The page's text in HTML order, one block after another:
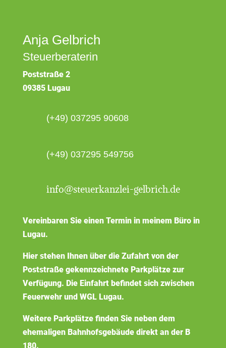
Anja Gelbrich
Steuerberaterin
Poststraße 2
09385 Lugau
(+49) 037295 90608
(+49) 037295 549756
info@steuerkanzlei-gelbrich.de
Vereinbaren Sie einen Termin in meinem Büro in
Lugau.
Hier stehen Ihnen über die Zufahrt von der
Poststraße gekennzeichnete Parkplätze zur
Verfügung. Die Einfahrt befindet sich zwischen
Feuerwehr und WGL Lugau.
Weitere Parkplätze finden Sie neben dem
ehemaligen Bahnhofsgebäude direkt an der B
180.